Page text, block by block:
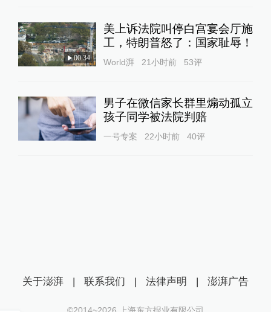
00:34
美上诉法院叫停白宫宴会厅施
工，特朗普怒了：国家耻辱！
World湃 21小时前 53评
男子在微信家长群里煽动孤立
孩子同学被法院判赔
一号专案 22小时前 40评
关于澎湃 | 联系我们 | 法律声明 | 澎湃广告
©2014~2026 上海东方报业有限公司